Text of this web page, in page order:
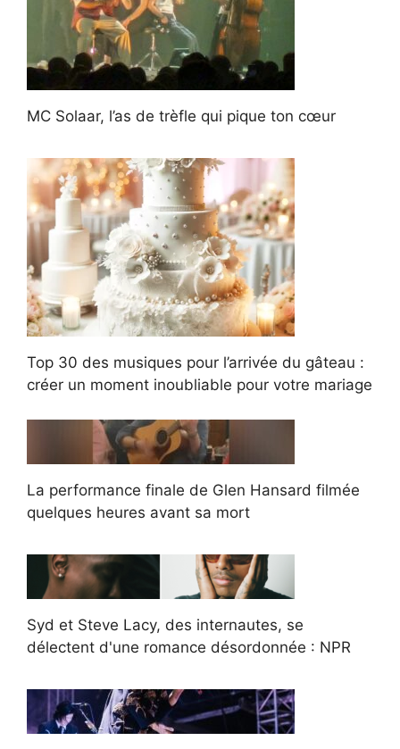
MC Solaar, l’as de trèfle qui pique ton cœur
Top 30 des musiques pour l’arrivée du gâteau :
créer un moment inoubliable pour votre mariage
La performance finale de Glen Hansard filmée
quelques heures avant sa mort
Syd et Steve Lacy, des internautes, se
délectent d'une romance désordonnée : NPR